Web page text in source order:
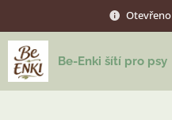
Be-Enki šítí pro psy